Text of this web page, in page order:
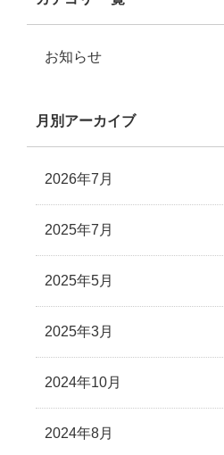
お知らせ
月別アーカイブ
2026年7月
2025年7月
2025年5月
2025年3月
2024年10月
2024年8月